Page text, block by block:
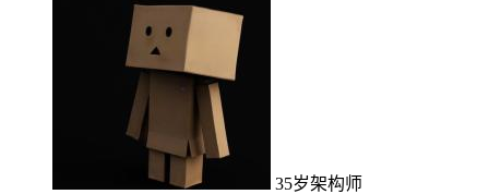
35岁架构师